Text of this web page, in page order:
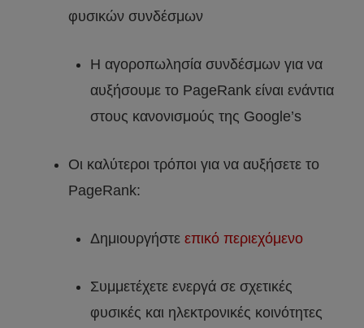
φυσικών συνδέσμων
Η αγοροπωλησία συνδέσμων για να
αυξήσουμε το PageRank είναι ενάντια
στους κανονισμούς της Google’s
Οι καλύτεροι τρόποι για να αυξήσετε το
PageRank:
Δημιουργήστε επικό περιεχόμενο
Συμμετέχετε ενεργά σε σχετικές
φυσικές και ηλεκτρονικές κοινότητες